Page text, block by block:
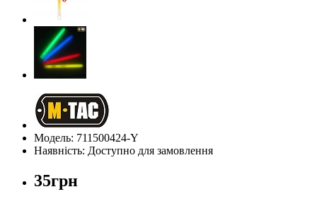
Модель: 711500424-Y
Наявність: Доступно для замовлення
35грн